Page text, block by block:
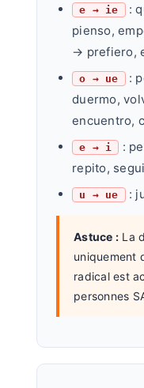
e → ie
:
pienso,
→ prefiero,
o → ue
:
duermo,
encuentro,
e → i
:
repito,
u → ue :
Astuce : La
uniquement
radical est
personnes